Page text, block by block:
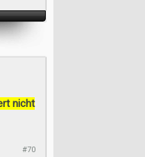
nicht
#70